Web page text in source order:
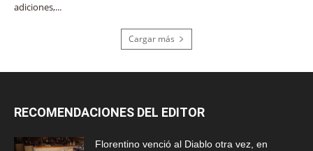
adiciones,...
Cargar más
RECOMENDACIONES DEL EDITOR
Florentino venció al Diablo otra vez, en